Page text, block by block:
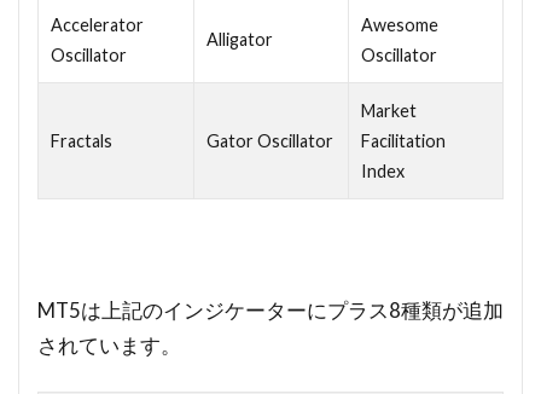
Accelerator
Oscillator
Alligator
Awesome
Oscillator
Fractals Gator Oscillator
Market
Facilitation
Index
MT5は上記のインジケーターにプラス8種類が追加
されています。